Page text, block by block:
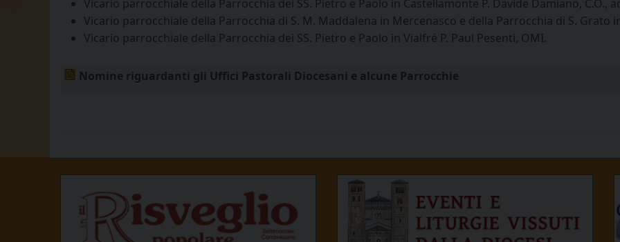
Vicario parrocchiale della Parrocchia dei SS. Pietro e Paolo in Castellamonte P. Davide Damiano, C.O.,
Vicario parrocchiale della Parrocchia di S. M. Maddalena in Mercenasco e della Parrocchia di S. Grato
Vicario parrocchiale della Parrocchia dei SS. Pietro e Paolo in Vialfré P. Paul Pesenti, OMI.
Nomine riguardanti gli Uffici Pastorali Diocesani e alcune Parrocchie